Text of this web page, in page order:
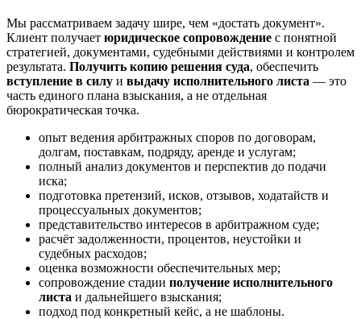
Мы рассматриваем задачу шире, чем «достать документ».
Клиент получает юридическое сопровождение с понятной
стратегией, документами, судебными действиями и контролем
результата. Получить копию решения суда, обеспечить
вступление в силу и выдачу исполнительного листа — это
часть единого плана взыскания, а не отдельная
бюрократическая точка.
опыт ведения арбитражных споров по договорам,
долгам, поставкам, подряду, аренде и услугам;
полный анализ документов и перспектив до подачи
иска;
подготовка претензий, исков, отзывов, ходатайств и
процессуальных документов;
представительство интересов в арбитражном суде;
расчёт задолженности, процентов, неустойки и
судебных расходов;
оценка возможности обеспечительных мер;
сопровождение стадии получение исполнительного
листа и дальнейшего взыскания;
подход под конкретный кейс, а не шаблоны.